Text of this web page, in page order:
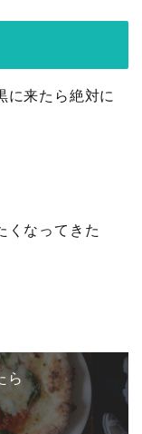
に来たら絶対に
くなってきた
ら